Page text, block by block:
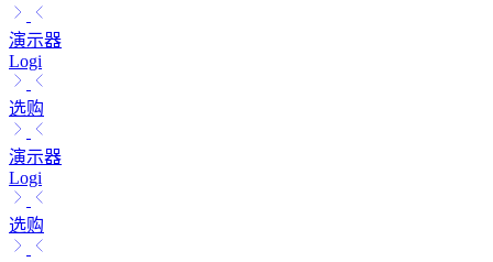
演示器
Logi
选购
演示器
Logi
选购